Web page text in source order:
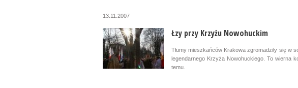
13.11.2007
Łzy przy Krzyżu Nowohuckim
Tłumy mieszkańców Krakowa zgromadziły się w
legendarnego Krzyża Nowohuckiego. To wierna
temu.